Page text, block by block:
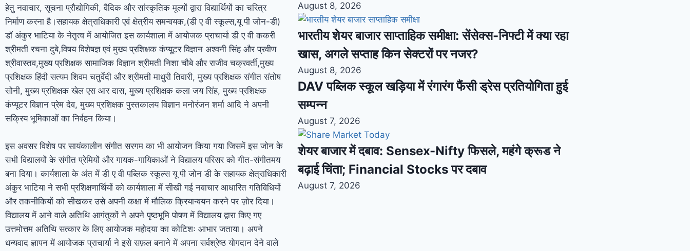
हेतु नवाचार, सूचना प्रौद्योगिकी, वैदिक और सांस्कृतिक मूल्यों द्वारा विद्यार्थियों का चरित्र
निर्माण करना है।सहायक क्षेत्राधिकारी एवं क्षेत्रीय समन्वयक,(डी ए वी स्कूल्स,यू पी जोन-डी)
डॉ अंकुर भाटिया के नेतृत्व में आयोजित इस कार्यशाला में आयोजक प्राचार्या डी ए वी ककरी
श्रीमती रचना दुबे,विषय विशेषज्ञ एवं मुख्य प्रशिक्षक कंप्यूटर विज्ञान अश्वनी सिंह और प्रवीण
श्रीवास्तव,मुख्य प्रशिक्षक सामाजिक विज्ञान श्रीमती निशा चौबे और राजीव चक्रवर्ती,मुख्य
प्रशिक्षक हिंदी सत्यम शिवम चतुर्वेदी और श्रीमती माधुरी तिवारी, मुख्य प्रशिक्षक संगीत संतोष
सोनी, मुख्य प्रशिक्षक खेल एस आर दास, मुख्य प्रशिक्षक कला जय सिंह, मुख्य प्रशिक्षक
कंप्यूटर विज्ञान प्रेम देव, मुख्य प्रशिक्षक पुस्तकालय विज्ञान मनोरंजन शर्मा आदि ने अपनी
सक्रिय भूमिकाओं का निर्वहन किया।
इस अवसर विशेष पर सायंकालीन संगीत सरगम का भी आयोजन किया गया जिसमें इस जोन के
सभी विद्यालयों के संगीत प्रेमियों और गायक-गायिकाओं ने विद्यालय परिसर को गीत-संगीतमय
बना दिया। कार्यशाला के अंत में डी ए वी पब्लिक स्कूल्स यू पी जोन डी के सहायक क्षेत्राधिकारी
अंकुर भाटिया ने सभी प्रशिक्षणार्थियों को कार्यशाला में सीखी गई नवाचार आधारित गतिविधियों
और तकनीकियों को सीखकर उसे अपनी कक्षा में मौलिक क्रियान्वयन करने पर ज़ोर दिया।
विद्यालय में आने वाले अतिथि आगंतुकों ने अपने पृष्ठभूमि पोषण में विद्यालय द्वारा किए गए
उत्तमोत्तम अतिथि सत्कार के लिए आयोजक महोदया का कोटिशः आभार जताया। अपने
धन्यवाद ज्ञापन में आयोजक प्राचार्या ने इसे सफ़ल बनाने में अपना सर्वश्रेष्ठ योगदान देने वाले
August 8, 2026
भारतीय शेयर बाजार साप्ताहिक समीक्षा: सेंसेक्स-निफ्टी में क्या रहा
खास, अगले सप्ताह किन सेक्टरों पर नजर?
August 8, 2026
DAV पब्लिक स्कूल खड़िया में रंगारंग फैंसी ड्रेस प्रतियोगिता हुई
सम्पन्न
August 7, 2026
शेयर बाजार में दबाव: Sensex-Nifty फिसले, महंगे क्रूड ने
बढ़ाई चिंता; Financial Stocks पर दबाव
August 7, 2026